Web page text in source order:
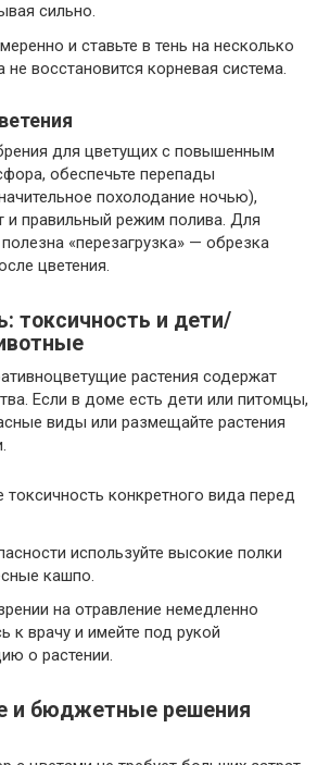
сильно.
и ставьте в тень на несколько
не восстановится корневая система.
для цветущих с повышенным
обеспечьте перепады
похолодание ночью),
и правильный режим полива. Для
«перезагрузка» — обрезка
цветения.
токсичность и дети/
растения содержат
Если в доме есть дети или питомцы,
виды или размещайте растения
токсичность конкретного вида перед
используйте высокие полки
кашпо.
на отравление немедленно
к врачу и имейте под рукой
о растении.
и бюджетные решения